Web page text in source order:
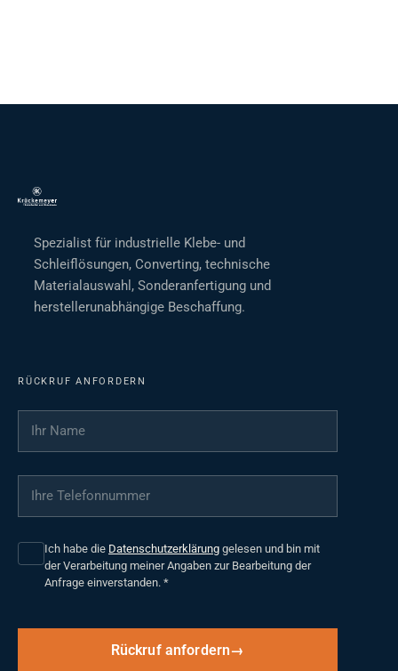
Spezialist für industrielle Klebe- und
Schleiflösungen, Converting, technische
Materialauswahl, Sonderanfertigung und
herstellerunabhängige Beschaffung.
RÜCKRUF ANFORDERN
Ihr Name
Ihre Telefonnummer
Ich habe die Datenschutzerklärung gelesen und bin mit
der Verarbeitung meiner Angaben zur Bearbeitung der
Anfrage einverstanden. *
Rückruf anfordern